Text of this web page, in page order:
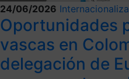
24/06/2026
Oportunidades
vascas en
delegación de